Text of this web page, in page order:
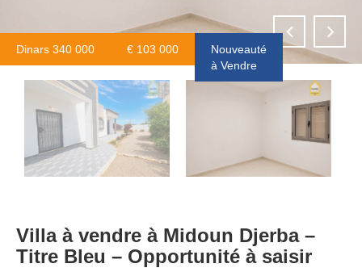
Villa à vendre à Midoun Djerba –
Titre Bleu – Opportunité à saisir
Dinars 340 000 € 103 000
Nouveauté
à Vendre